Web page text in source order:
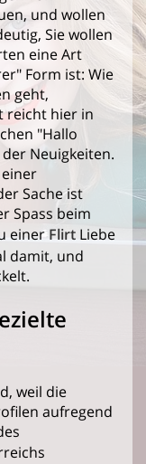
und wollen
Sie wollen
eine Art
Form ist: Wie
geht,
reicht hier in
"Hallo
Neuigkeiten.
Sache ist
Spass beim
einerFlirt Liebe
damit, und
weil die
aufregend